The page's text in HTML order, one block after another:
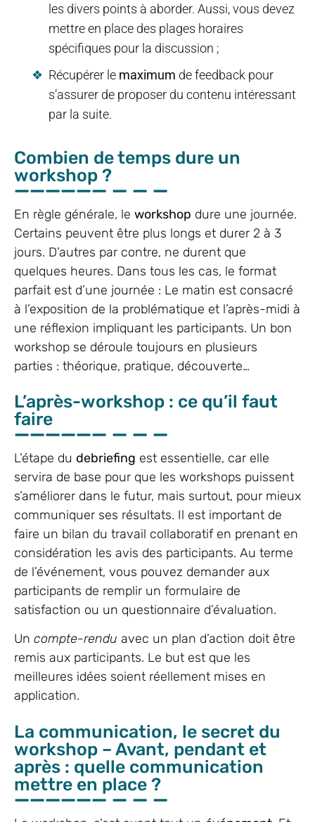
les divers points à aborder. Aussi, vous devez
mettre en place des plages horaires
spécifiques pour la discussion ;
Récupérer le maximum de feedback pour
s’assurer de proposer du contenu intéressant
par la suite.
Combien de temps dure un
workshop ?
En règle générale, le workshop dure une journée.
Certains peuvent être plus longs et durer 2 à 3
jours. D’autres par contre, ne durent que
quelques heures. Dans tous les cas, le format
parfait est d’une journée : Le matin est consacré
à l’exposition de la problématique et l’après-midi à
une réflexion impliquant les participants. Un bon
workshop se déroule toujours en plusieurs
parties : théorique, pratique, découverte…
L’après-workshop : ce qu’il faut
faire
L’étape du debriefing est essentielle, car elle
servira de base pour que les workshops puissent
s’améliorer dans le futur, mais surtout, pour mieux
communiquer ses résultats. Il est important de
faire un bilan du travail collaboratif en prenant en
considération les avis des participants. Au terme
de l’événement, vous pouvez demander aux
participants de remplir un formulaire de
satisfaction ou un questionnaire d’évaluation.
Un compte-rendu avec un plan d’action doit être
remis aux participants. Le but est que les
meilleures idées soient réellement mises en
application.
La communication, le secret du
workshop – Avant, pendant et
après : quelle communication
mettre en place ?